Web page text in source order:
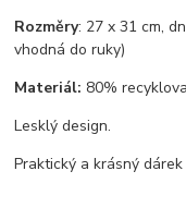
Rozměry: 27 x 31 cm,
vhodná do ruky)
Materiál: 80%
Lesklý design.
Praktický a krásný